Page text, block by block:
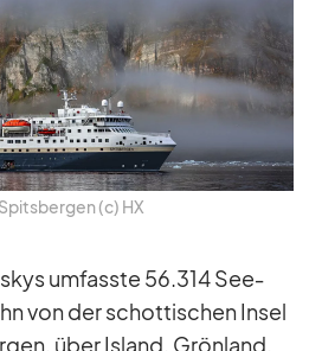
(c) HX
um­fasste 56.314 See­
von der schot­ti­schen In­sel
über Is­land, Grön­land,